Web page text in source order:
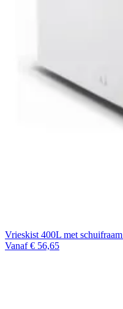
Vrieskist 400L met schuifraam
Vanaf € 56,65